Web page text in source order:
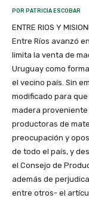
POR PATRICIA ESCOBAR
ENTRE RIOS Y
Entre Ríos avanzó
limita la venta de
Uruguay como
el vecino país. Sin
modificado para
madera proveniente
productoras de
preocupación y
de todo el país, y
el Consejo de
además de
entre otros- el